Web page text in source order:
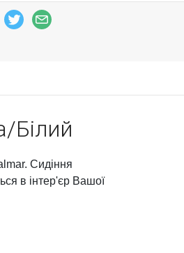
Білий
Сидіння
в інтер'єр Вашої